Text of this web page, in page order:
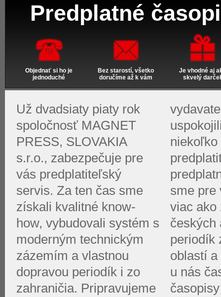
Predplatné
Objednať si ho je
jednoduché
Bez starostí, všetko
doručíme až k vám
Je vhodné aj
skvelý
Už dvadsiaty piaty rok
spoločnosť MAGNET
PRESS, SLOVAKIA
s.r.o., zabezpečuje pre
vás predplatiteľský
servis. Za ten čas sme
získali kvalitné know-
how, vybudovali systém s
moderným technickým
zázemím a vlastnou
dopravou periodík i zo
zahraničia. Pripravujeme
sme pre
viac ako
českých
periodík
oblastí a
u nás